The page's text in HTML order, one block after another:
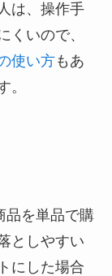
は、操作手
くいので、
使い方もあ
。
品を単品で購
としやすい
にした場合